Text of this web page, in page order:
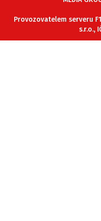
Provozovatelem serveru
s.r.o.,